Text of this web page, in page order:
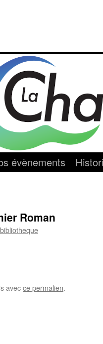
évènements
Roman
bibliotheque
avecce permalien.